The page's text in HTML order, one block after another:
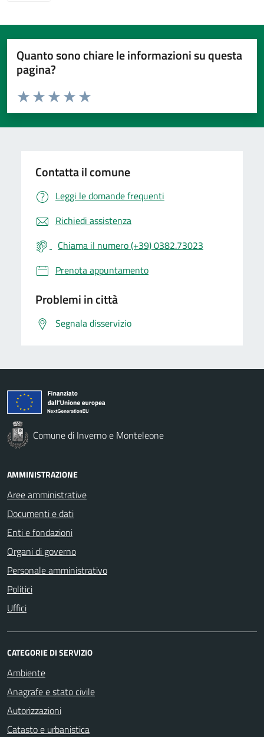
Quanto sono chiare le informazioni su questa
pagina?
Valuta da 1 a 5 stelle la pagina
Valuta 5 stelle su 5
Valuta 4 stelle su 5
Valuta 3 stelle su 5
Valuta 2 stelle su 5
Valuta 1 stelle su 5
Contatta il comune
Leggi le domande frequenti
Richiedi assistenza
Chiama il numero (+39) 0382.73023
Prenota appuntamento
Problemi in città
Segnala disservizio
Comune di Inverno e Monteleone
AMMINISTRAZIONE
Aree amministrative
Documenti e dati
Enti e fondazioni
Organi di governo
Personale amministrativo
Politici
Uffici
CATEGORIE DI SERVIZIO
Ambiente
Anagrafe e stato civile
Autorizzazioni
Catasto e urbanistica